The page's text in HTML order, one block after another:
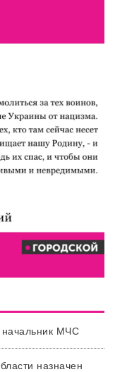
начальник МЧС
назначен